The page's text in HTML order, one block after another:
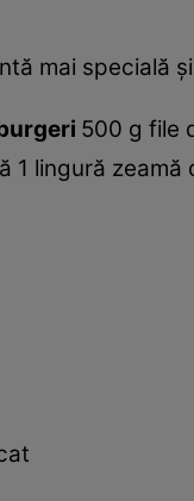
mai specială
500 g file
1 lingură